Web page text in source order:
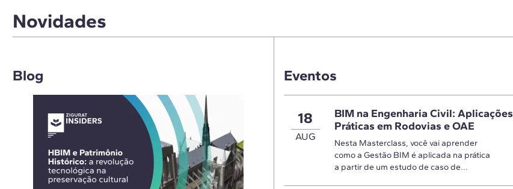
Novidades
Blog Eventos
18
AUG
BIM na Engenharia Civil: Aplicações
Práticas em Rodovias e OAE
Nesta Masterclass, você vai aprender
como a Gestão BIM é aplicada na prática
a partir de um estudo de caso de...